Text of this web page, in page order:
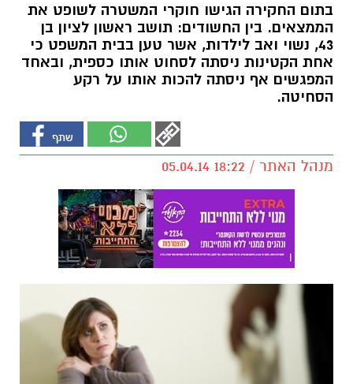
בתום החקירה הגישו חוקרי המשטרה לשופט את
הממצאים. בין החשודים: תושב ראשון לציון בן
43, נשוי ואב לילדות, אשר טען בבית המשפט כי
אחת הקטינות ניסתה לסחוט אותו כספית, ובאחד
המפגשים אף ניסתה להכות אותו על רקע
הסחיטה.
מנהל האתר / 18:22 05.04.14